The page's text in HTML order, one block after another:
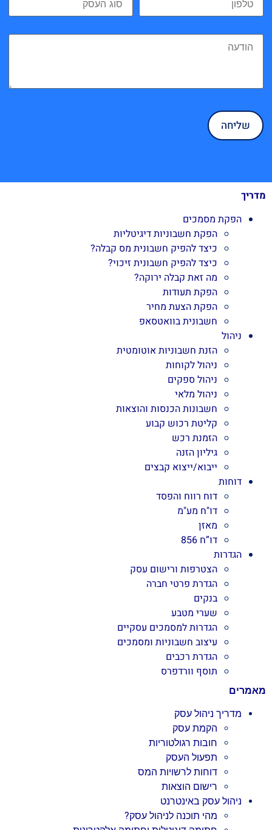
מדריך
הפקת מסמכים
הפקת חשבוניות דיגיטליות
כיצד להפיק חשבונית מס קבלה?
כיצד להפיק חשבונית זיכוי?
מה זאת קבלה ירוקה?
הפקת תעודות
הפקת הצעת מחיר
חשבונית בוואטסאפ
ניהול
הזנת חשבוניות אוטומטית
ניהול לקוחות
ניהול ספקים
ניהול מלאי
חשבונות הכנסות והוצאות
קליטת רכוש קבוע
הזמנת רכש
גיליון הזנה
ייבוא/ייצוא קבצים
דוחות
דוח רווח והפסד
דו"ח מע"מ
מאזן
דו”ח 856
הגדרות
הצטרפות ורישום עסק
הגדרת פרטי חברה
בנקים
שערי מטבע
הגדרות למסמכים עסקיים
עיצוב חשבוניות ומסמכים
הגדרת רכבים
תוסף וורדפרס
מאמרים
מדריך ניהול עסק
הקמת עסק
חובות רגולטוריות
תפעול העסק
דוחות לרשויות המס
רישום הוצאות
ניהול עסק באינטרנט
מהי תוכנה לניהול עסק?